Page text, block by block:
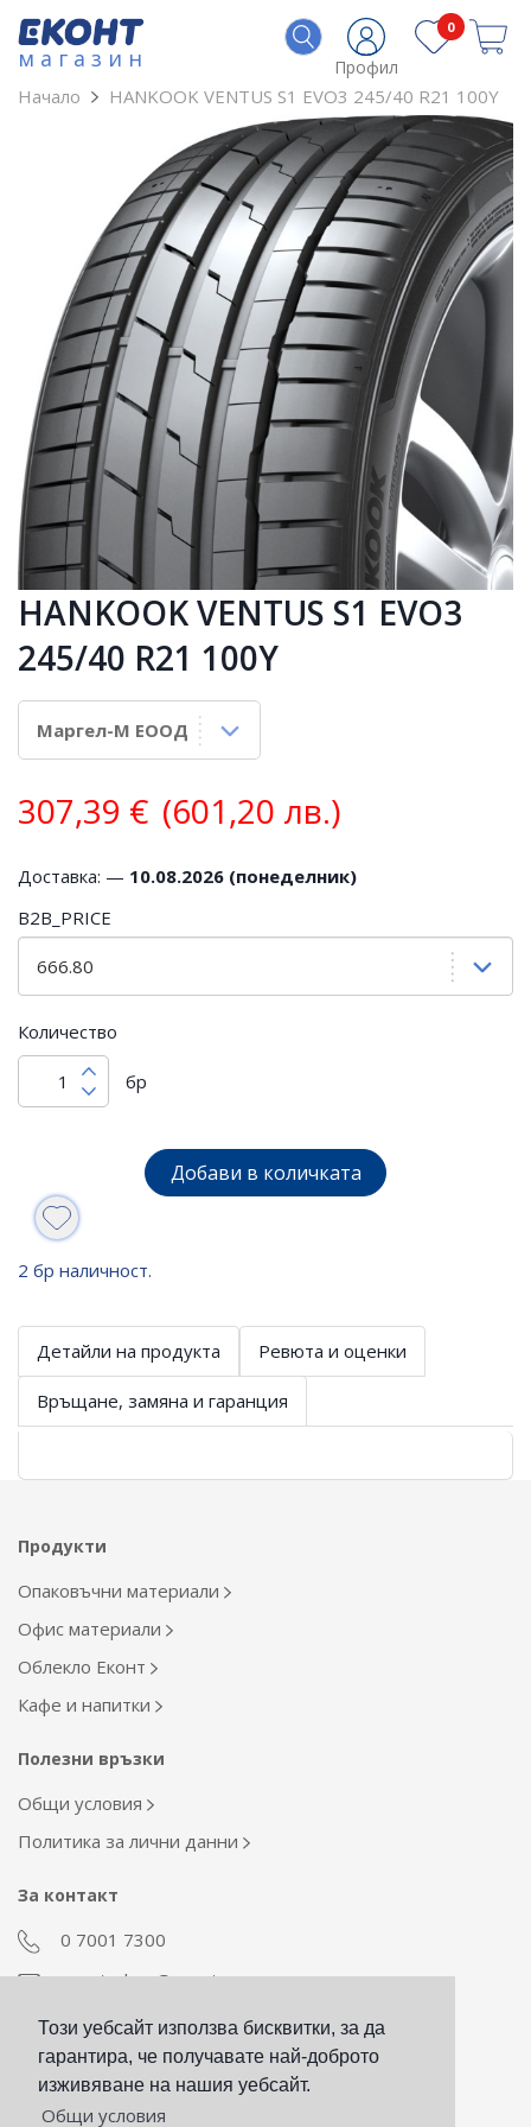
Този уебсайт използва бисквитки, за да
гарантира, че получавате най-доброто
изживяване на нашия уебсайт.
Общи условия
магазин Профил
0
Начало HANKOOK VENTUS S1 EVO3 245/40 R21 100Y
HANKOOK VENTUS S1 EVO3
245/40 R21 100Y
307,39 € (601,20 лв.)
Доставка: — 10.08.2026 (понеделник)
B2B_PRICE
Количество
бр
Добави в количката
2 бр наличност.
Детайли на продукта Ревюта и оценки
Връщане, замяна и гаранция
Продукти
Опаковъчни материали
Офис материали
Облекло Еконт
Кафе и напитки
Полезни връзки
Общи условия
Политика за лични данни
За контакт
0 7001 7300
econt_shop@econt.com
Екип Материални ресурси
otdel_mr@econt.com